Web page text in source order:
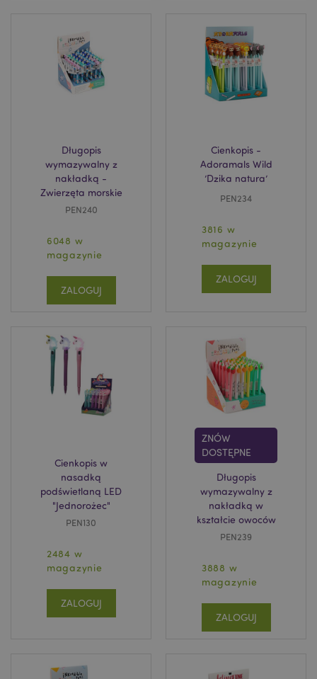
Długopis
wymazywalny z
nakładką -
Zwierzęta morskie
PEN240
6048 w
magazynie
ZALOGUJ
Cienkopis -
Adoramals Wild
’Dzika natura’
PEN234
3816 w
magazynie
ZALOGUJ
Cienkopis w
nasadką
podświetlaną LED
"Jednorożec"
PEN130
2484 w
magazynie
ZALOGUJ
ZNÓW
DOSTĘPNE
Długopis
wymazywalny z
nakładką w
kształcie owoców
PEN239
3888 w
magazynie
ZALOGUJ